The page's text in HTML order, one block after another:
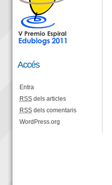
Accés
Entra
RSSdels articles
RSSdels comentaris
WordPress.org